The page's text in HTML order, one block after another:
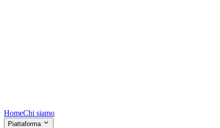
HomeChi siamo
Piattaforma